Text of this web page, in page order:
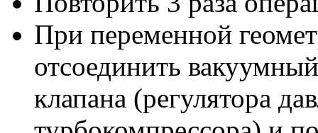
При переменной
отсоединить
клапана (регулятора